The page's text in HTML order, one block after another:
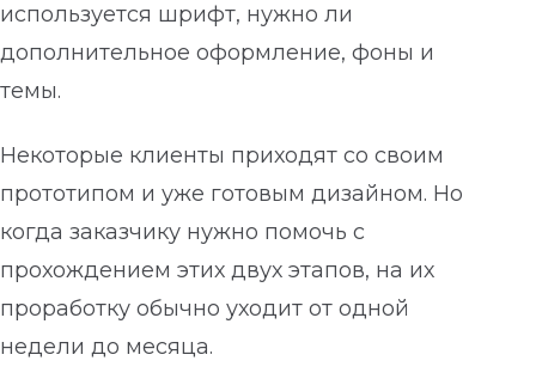
используется шрифт, нужно ли
дополнительное оформление, фоны и
темы.
Некоторые клиенты приходят со своим
прототипом и уже готовым дизайном. Но
когда заказчику нужно помочь с
прохождением этих двух этапов, на их
проработку обычно уходит от одной
недели до месяца.